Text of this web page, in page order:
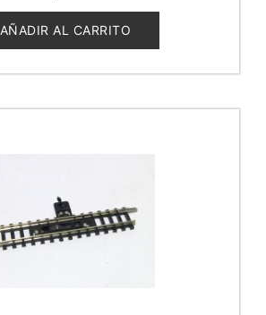
de
5
AÑADIR AL CARRITO